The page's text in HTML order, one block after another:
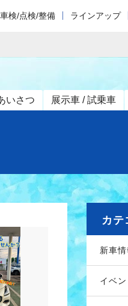
車検/点検/整備 ラインアップ
いさつ 展示車 / 試乗車
カテ
新車
イベ